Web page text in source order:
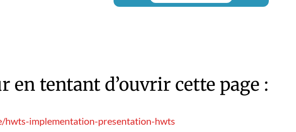
en tentant d’ouvrir cette page :
implementation-presentation-hwts